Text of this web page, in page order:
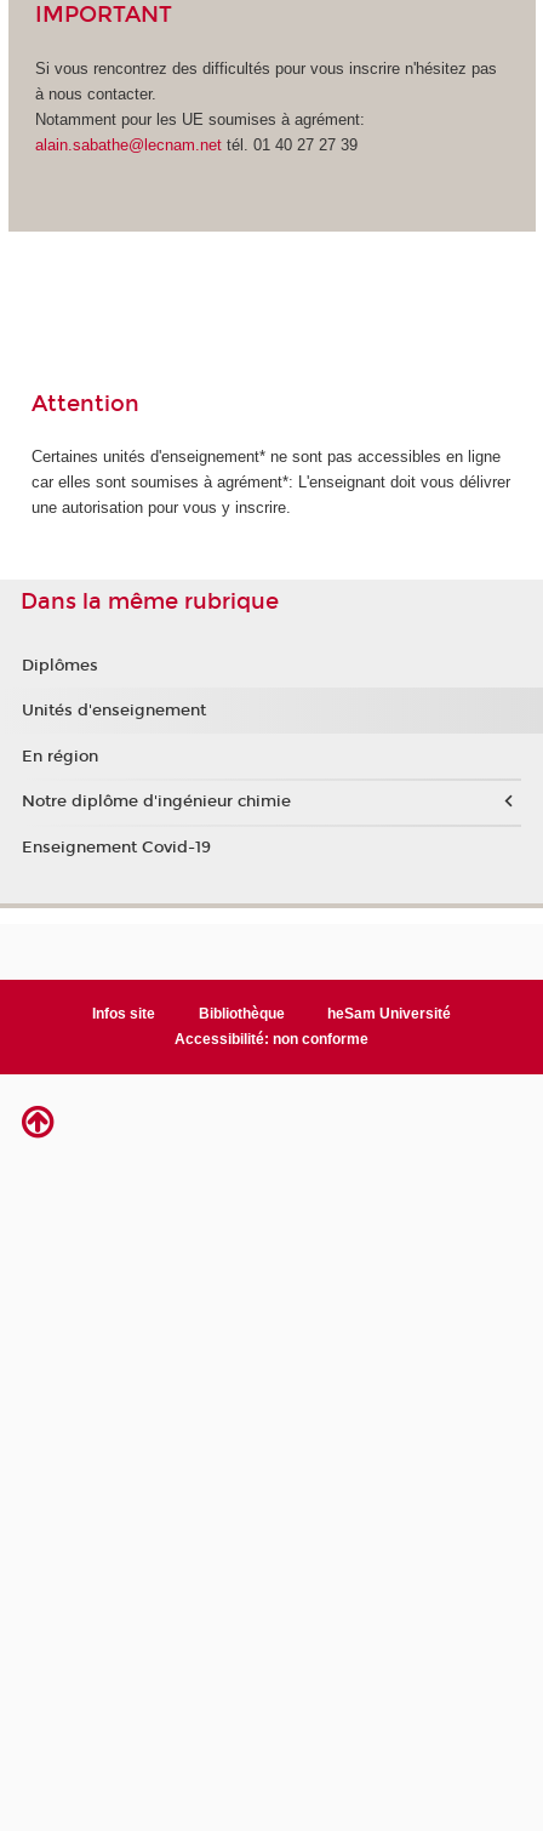
IMPORTANT
Si vous rencontrez des difficultés pour vous inscrire n'hésitez pas
à nous contacter.
Notamment pour les UE soumises à agrément:
alain.sabathe@lecnam.nettél. 01 40 27 27 39
Attention
Certaines unités d'enseignement* ne sont pas accessibles en ligne
car elles sont soumises à agrément*: L'enseignant doit vous délivrer
une autorisation pour vous y inscrire.
Dans la même rubrique
Diplômes
Unités d'enseignement
En région
Notre diplôme d'ingénieur chimie
Enseignement Covid-19
Infos site Bibliothèque
heSam Université
Accessibilité: non conforme